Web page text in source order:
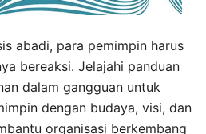
abadi, para pemimpin harus
bereaksi. Jelajahi panduan
dalam gangguan untuk
dengan budaya, visi, dan
organisasi berkembang